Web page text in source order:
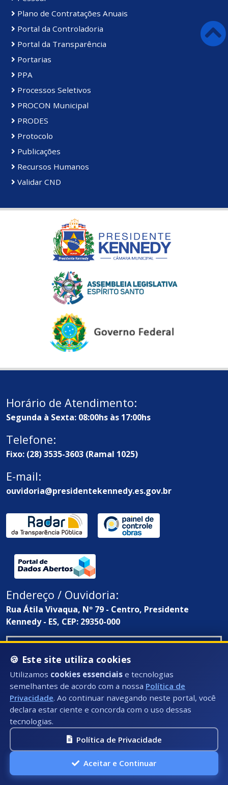
Plano de Contratações Anuais
Portal da Controladoria
Portal da Transparência
Portarias
PPA
Processos Seletivos
PROCON Municipal
PRODES
Protocolo
Publicações
Recursos Humanos
Validar CND
Horário de Atendimento:
Segunda à Sexta: 08:00hs às 17:00hs
Telefone:
Fixo: (28) 3535-3603 (Ramal 1025)
E-mail:
ouvidoria@presidentekennedy.es.gov.br
Endereço / Ouvidoria:
Rua Átila Vivaqua, Nº 79 - Centro, Presidente
Kennedy - ES, CEP: 29350-000
🍪 Este site utiliza cookies
Utilizamos cookies essenciais e tecnologias
semelhantes de acordo com a nossa Política de
Privacidade. Ao continuar navegando neste portal, você
declara estar ciente e concorda com o uso dessas
tecnologias.
Política de Privacidade
Aceitar e Continuar